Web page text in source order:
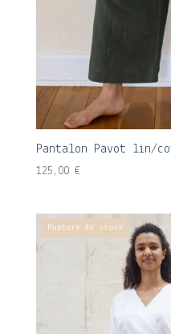
Pantalon Pavot lin/
125,00 €
Rupture de stock